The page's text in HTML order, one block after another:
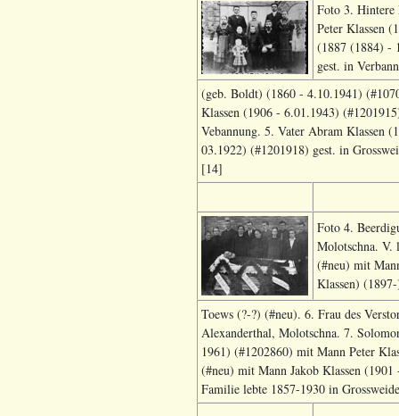
Foto 3. Hintere
Peter Klassen
(1887 (1884) -
gest. in
(geb. Boldt) (1860 - 4.10.1941)
Klassen (1906 - 6.01.1943)
Vebannung. 5. Vater Abram Klassen
03.1922) (#1201918) gest. in
[14]
Foto 4.
Molotschna. V.
(#neu) mit
Klassen)
Toews (?-?) (#neu). 6. Frau des
Alexanderthal, Molotschna. 7.
1961) (#1202860) mit Mann Peter
(#neu) mit Mann Jakob Klassen
Familie lebte 1857-1930 in